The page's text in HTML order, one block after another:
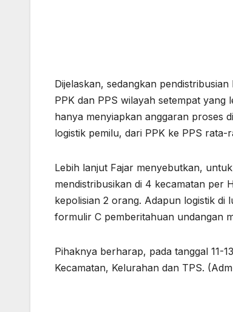
Dijelaskan, sedangkan
PPK dan PPS wilayah setempat yang
hanya menyiapkan anggaran proses
logistik pemilu, dari PPK ke PPS
Lebih lanjut Fajar menyebutkan,
mendistribusikan di 4 kecamatan per
kepolisian 2 orang. Adapun logistik di
formulir C pemberitahuan undangan
Pihaknya berharap, pada tanggal 11-
Kecamatan, Kelurahan dan TPS.